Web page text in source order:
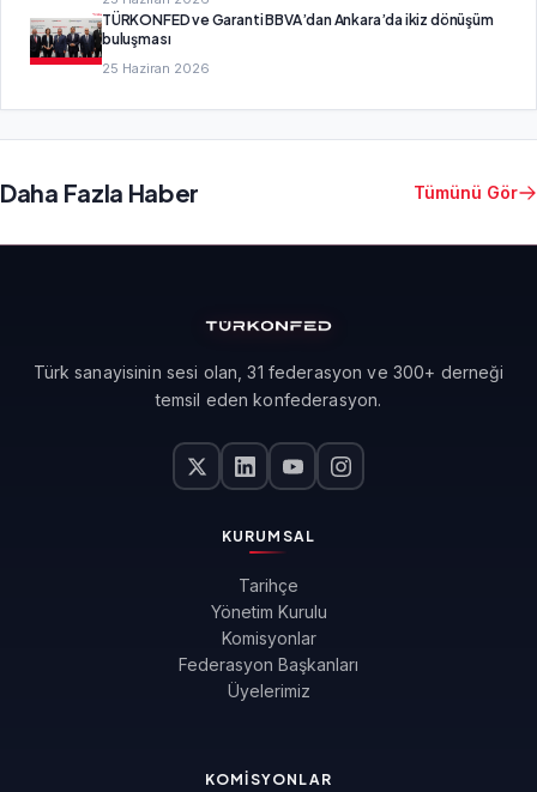
TÜRKONFED ve Garanti BBVA’dan Ankara’da ikiz dönüşüm
buluşması
25 Haziran 2026
Daha Fazla Haber Tümünü Gör
Türk sanayisinin sesi olan, 31 federasyon ve 300+ derneği
temsil eden konfederasyon.
KURUMSAL
Tarihçe
Yönetim Kurulu
Komisyonlar
Federasyon Başkanları
Üyelerimiz
KOMISYONLAR